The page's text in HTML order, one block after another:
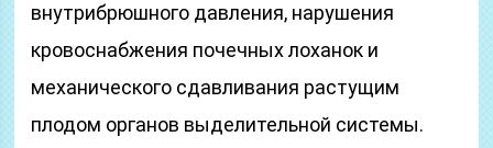
внутрибрюшного давления, нарушения
кровоснабжения почечных лоханок и
механического сдавливания растущим
плодом органов выделительной системы.